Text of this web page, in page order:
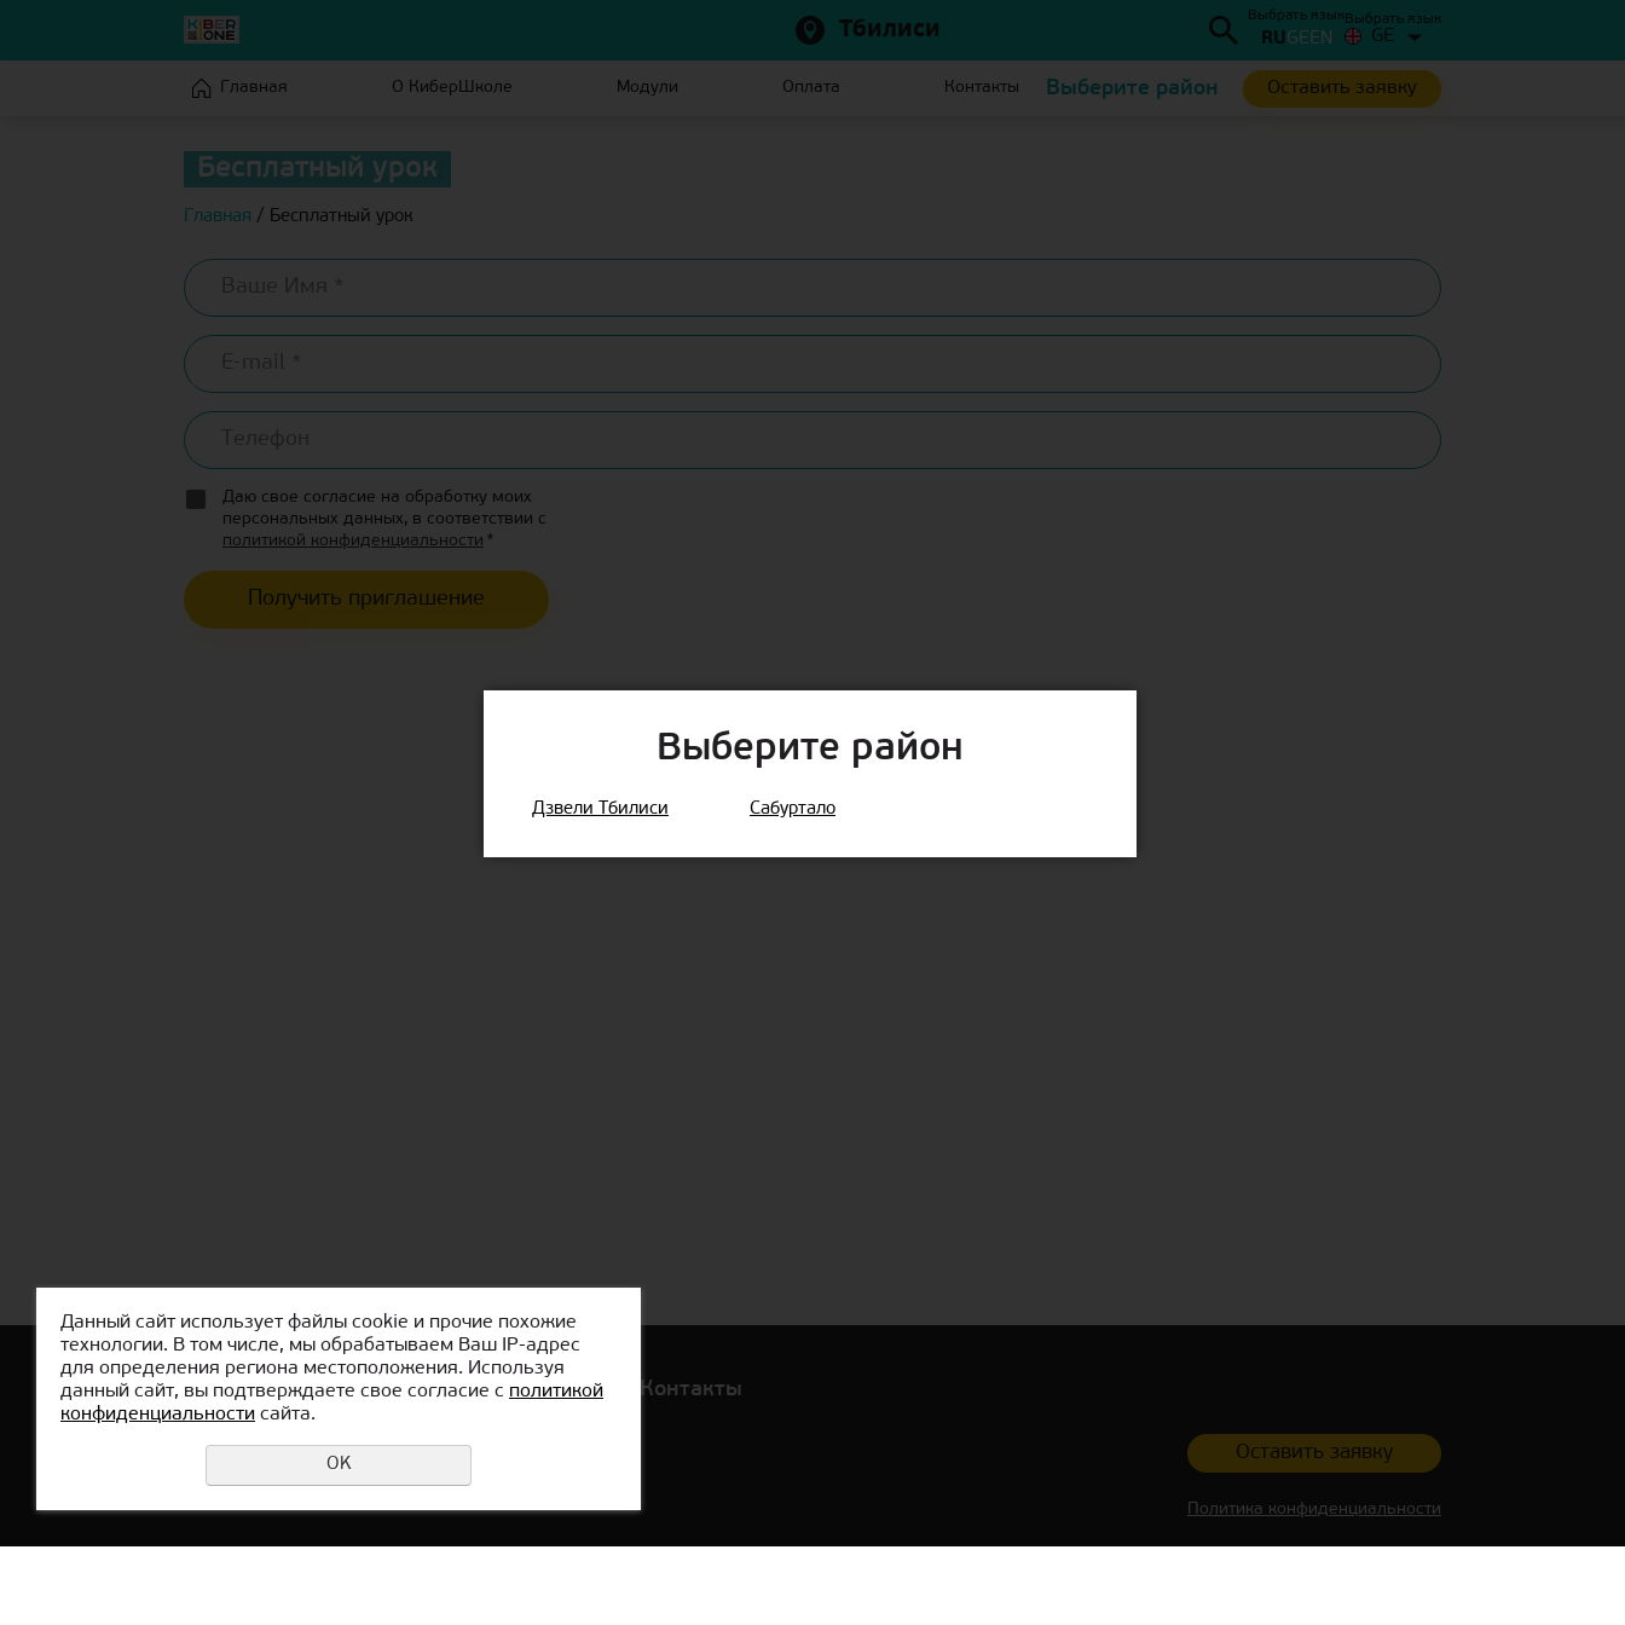
Тбилиси
Выбрать язык
RU GEEN
Выбрать язык
GE
Главная О КиберШколе Модули Оплата Контакты Выберите район Оставить заявку
Бесплатный урок
Главная / Бесплатный урок
Даю свое согласие на обработку моих
персональных данных, в соответствии с
политикой конфиденциальности *
Главная О КиберШколе Модули Оплата Контакты
Оставить заявку
Политика конфиденциальности
Выберите район
Дзвели Тбилиси Сабуртало
Данный сайт использует файлы cookie и прочие похожие
технологии. В том числе, мы обрабатываем Ваш IP-адрес
для определения региона местоположения. Используя
данный сайт, вы подтверждаете свое согласие с политикой
конфиденциальности сайта.
OK